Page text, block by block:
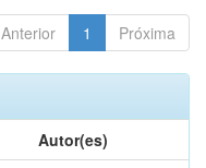
Anterior 1 Próxima
Autor(es)